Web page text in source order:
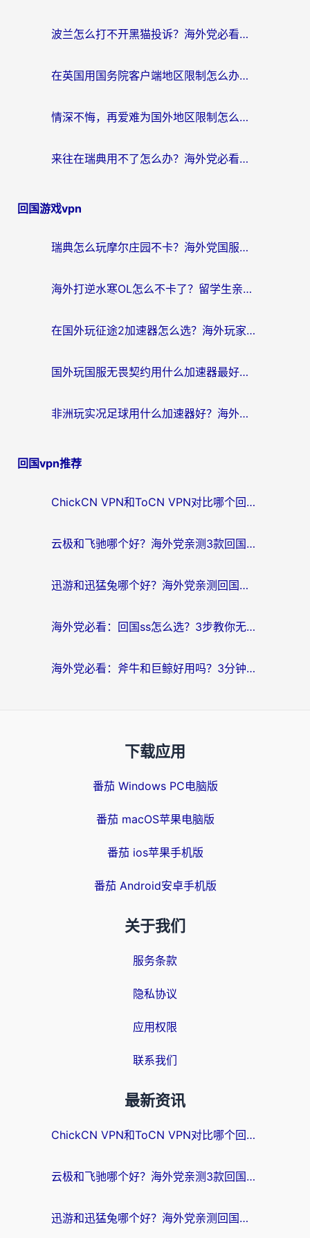
波兰怎么打不开黑猫投诉？海外党必看的回国加速器选择指南（解决追剧社保音乐难题）
在英国用国务院客户端地区限制怎么办？海外党必看的回国加速实用指南
情深不悔，再爱难为国外地区限制怎么看？海外党追剧听歌的破局指南
来往在瑞典用不了怎么办？海外党必看的回国加速器选择指南（附微信定位修改+喜马拉雅版权破解）
回国游戏vpn
瑞典怎么玩摩尔庄园不卡？海外党国服游戏加速器终极指南（附非洲欧洲实测）
海外打逆水寒OL怎么不卡了？留学生亲测有效的国服游戏加速指南
在国外玩征途2加速器怎么选？海外玩家告别延迟卡顿的实用指南
国外玩国服无畏契约用什么加速器最好？2026海外玩家实测指南（附台湾跑跑卡丁车解决方案）
非洲玩实况足球用什么加速器好？海外党亲测的国服游戏流畅攻略
回国vpn推荐
ChickCN VPN和ToCN VPN对比哪个回国效果更好？海外党亲测3款加速器后选对了！
云极和飞驰哪个好？海外党亲测3款回国加速器，附避坑指南
迅游和迅猛兔哪个好？海外党亲测回国加速器，附马来西亚玩游戏避坑指南
海外党必看：回国ss怎么选？3步教你无缝刷国内剧玩国服
海外党必看：斧牛和巨鲸好用吗？3分钟选对回国加速器，无缝刷国内剧玩游戏
下载应用
番茄 Windows PC电脑版
番茄 macOS苹果电脑版
番茄 ios苹果手机版
番茄 Android安卓手机版
关于我们
服务条款
隐私协议
应用权限
联系我们
最新资讯
ChickCN VPN和ToCN VPN对比哪个回国效果更好？海外党亲测3款加速器后选对了！
云极和飞驰哪个好？海外党亲测3款回国加速器，附避坑指南
迅游和迅猛兔哪个好？海外党亲测回国加速器，附马来西亚玩游戏避坑指南